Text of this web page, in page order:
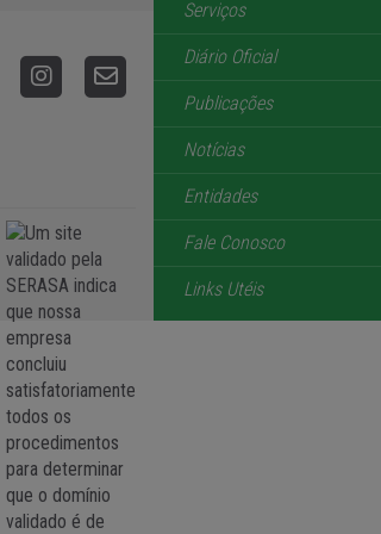
Serviços
Diário Oficial
Publicações
Notícias
Entidades
Fale Conosco
Links Utéis